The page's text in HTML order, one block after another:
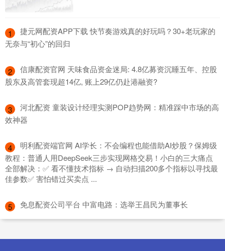
1
​捷元网配资APP下载 快节奏游戏真的好玩吗？30+老玩家的
无奈与“初心”的回归
2
​信康配资官网 天味食品资金迷局: 4.8亿募资沉睡五年、控股
股东及高管套现超14亿, 账上29亿仍赴港融资?
3
​河北配资 童装设计经理实测POP趋势网：精准踩中市场的高
效神器
4
​明利配资端官网 AI学长：不会编程也能借助AI炒股？保姆级
教程：普通人用DeepSeek三步实现网格交易！小白的三大痛点
全部解决：✅ 看不懂技术指标 → 自动扫描200多个指标以寻找最
佳参数✅ 害怕错过买卖点 ...
5 ​免息配资公司平台 中富电路：选举王昌民为董事长